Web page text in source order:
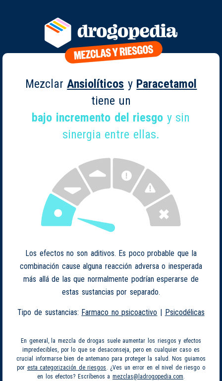
MezclarAnsiolíticos y Paracetamol
tiene un
bajo incremento del riesgo y sin
sinergia entre ellas.
Los efectos no son aditivos. Es poco probable que la
combinación cause alguna reacción adversa o inesperada
más allá de las que normalmente podrían esperarse de
estas sustancias por separado.
Tipo de sustancias: Farmaco no psicoactivo | Psicodélicas
En general, la mezcla de drogas suele aumentar los riesgos y efectos
impredecibles, por lo que se desaconseja, pero en cualquier caso es
crucial informarse bien de antemano para proteger la salud. Nos guiamos
por esta categorización de riesgos . ¿Ves un error en el nivel de riesgo o
en los efectos? Escríbenos a mezclas@ladrogopedia.com.